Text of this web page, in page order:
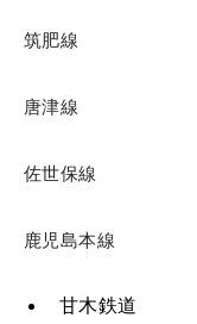
筑肥線
唐津線
佐世保線
鹿児島本線
甘木鉄道